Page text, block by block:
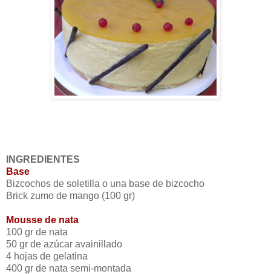
INGREDIENTES
Base
Bizcochos de soletilla o una base de bizcocho
Brick zumo de mango (100 gr)
Mousse de nata
100 gr de nata
50 gr de azúcar avainillado
4 hojas de gelatina
400 gr de nata semi-montada